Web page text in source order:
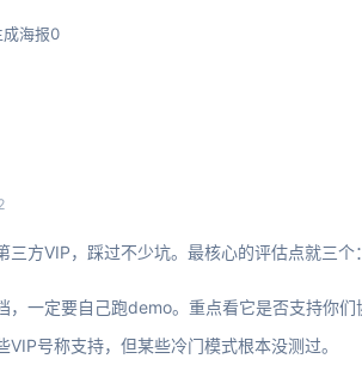
成海报0
三方VIP，踩过不少坑。最核心的评估点就三个
，一定要自己跑demo。重点看它是否支持你
VIP号称支持，但某些冷门模式根本没测过。